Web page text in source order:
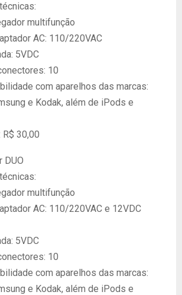
multifunção
AC: 110/220VAC
5VDC
10
com aparelhos das marcas:
e Kodak, além de iPods e
30,00
DUO
multifunção
AC: 110/220VAC e 12VDC
5VDC
10
com aparelhos das marcas:
e Kodak, além de iPods e